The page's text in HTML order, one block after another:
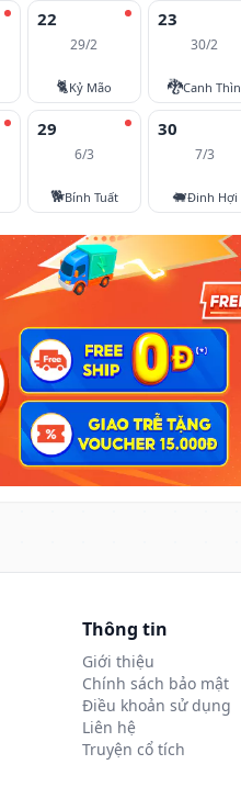
22
29/2
🐈Kỷ Mão
23
30/2
🐉Canh Thìn
29
6/3
🐕Bính Tuất
30
7/3
🐖Đinh Hợi
Thông tin
Giới thiệu
Chính sách bảo mật
Điều khoản sử dụng
Liên hệ
Truyện cổ tích